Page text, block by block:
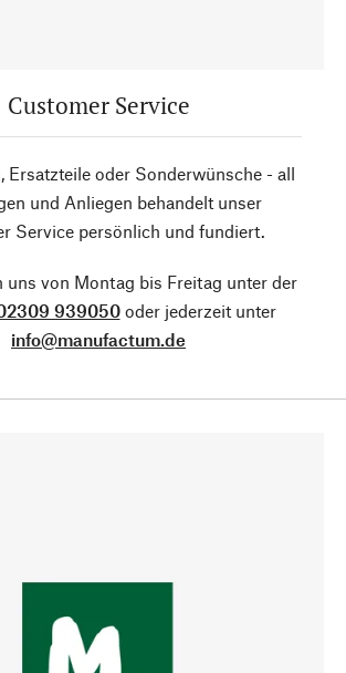
Customer Service
Ersatzteile oder Sonderwünsche - all
und Anliegen behandelt unser
Service persönlich und fundiert.
uns von Montag bis Freitag unter der
939050oder jederzeit unter
info@manufactum.de